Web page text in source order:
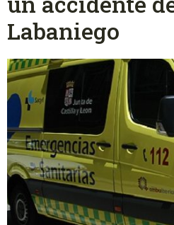
Labaniego